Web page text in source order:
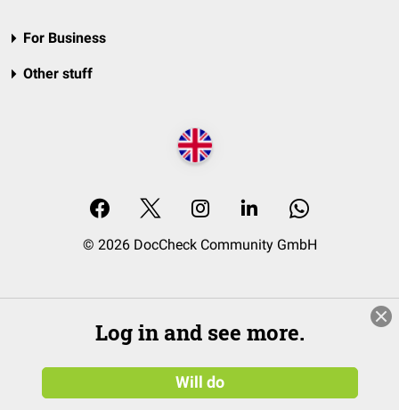
For Business
Other stuff
© 2026 DocCheck Community GmbH
Log in and see more.
Will do